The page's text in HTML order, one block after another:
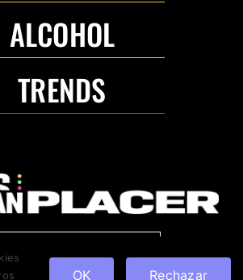
ALCOHOL
TRENDS
CON NOSOTROS
OK Rechazar